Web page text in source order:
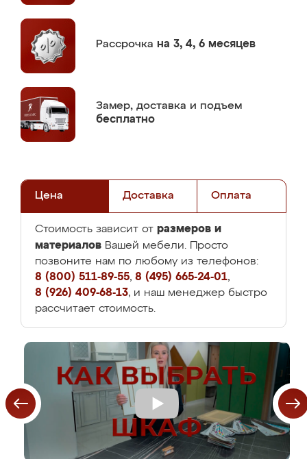
Рассрочка на 3, 4, 6 месяцев
Замер, доставка и подъем
бесплатно
Цена Доставка Оплата
Стоимость зависит от размеров и
материалов Вашей мебели. Просто
позвоните нам по любому из телефонов:
8 (800) 511-89-55, 8 (495) 665-24-01,
8 (926) 409-68-13, и наш менеджер быстро
рассчитает стоимость.